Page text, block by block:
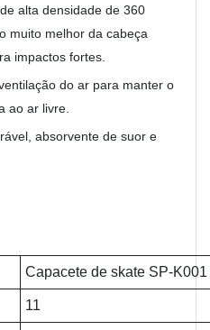
alta densidade de 360
muito melhor da cabeça
impactos fortes.
do ar para manter o
ao ar livre.
absorvente de suor e
Capacete de skate SP-K001
11